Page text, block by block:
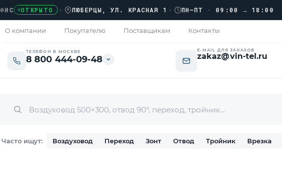
ОТКРЫТО › ЛЮБЕРЦЫ, УЛ. КРАСНАЯ 1› ПН–ПТ · 09:00 → 18:00
О компании Покупателю Поставщикам Контакты
ТЕЛЕФОН В МОСКВЕ
8 800 444-09-48
E-MAIL ДЛЯ ЗАКАЗОВ
zakaz@vin-tel.ru
Часто ищут: Воздуховод Переход Зонт Отвод Тройник Врезка